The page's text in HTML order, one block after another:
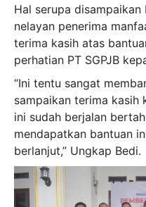
Hal serupa
nelayan penerima
terima kasih atas
perhatian PT SGPJB
“Ini tentu sangat
sampaikan terima kasih
ini sudah berjalan
mendapatkan bantuan
berlanjut,” Ungkap Bedi.